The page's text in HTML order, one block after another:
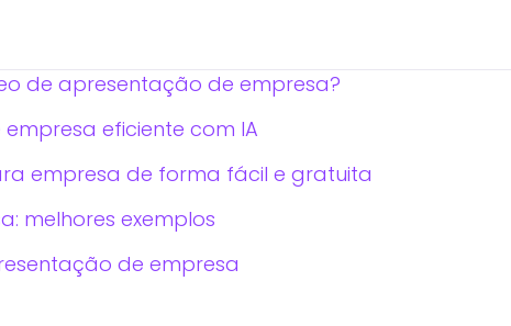
de apresentação de empresa?
eficiente com IA
empresa de forma fácil e gratuita
melhores exemplos
de empresa